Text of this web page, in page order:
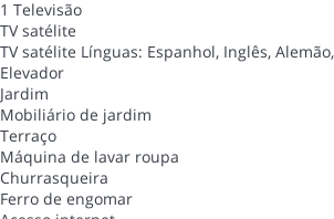
1 Televisão
TV satélite
TV satélite Línguas: Espanhol, Inglês,
Elevador
Jardim
Mobiliário de jardim
Terraço
Máquina de lavar roupa
Churrasqueira
Ferro de engomar